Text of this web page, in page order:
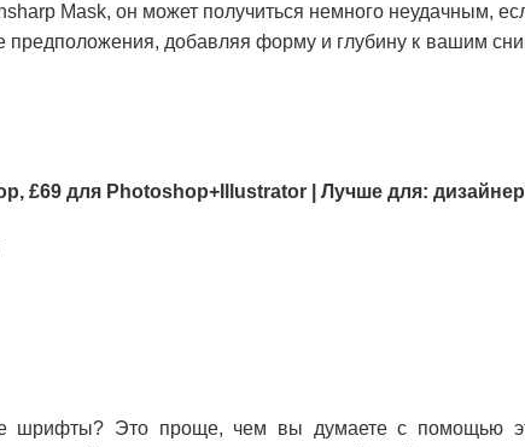
Mask, он может получиться немного неудачным,
предположения, добавляя форму и глубину к вашим
£69 для Photoshop+Illustrator | Лучше для:
шрифты? Это проще, чем вы думаете с помощью